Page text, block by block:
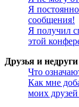
Я
сообщения!
Я получил
этой
Друзья и недруги
Что
Как мне
моих